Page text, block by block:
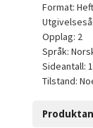
Format:
Opplag: 2
Språk:
Sideantall:
Tilstand: